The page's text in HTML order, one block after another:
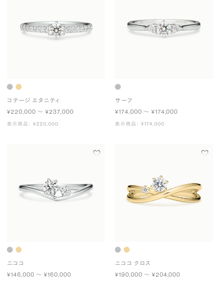
コテージ エタニティ
¥220,000 〜 ¥237,000
表示商品： ¥220,000
サーフ
¥174,000 〜 ¥174,000
表示商品： ¥174,000
ニココ
¥146,000 〜 ¥160,000
ニココ クロス
¥190,000 〜 ¥204,000